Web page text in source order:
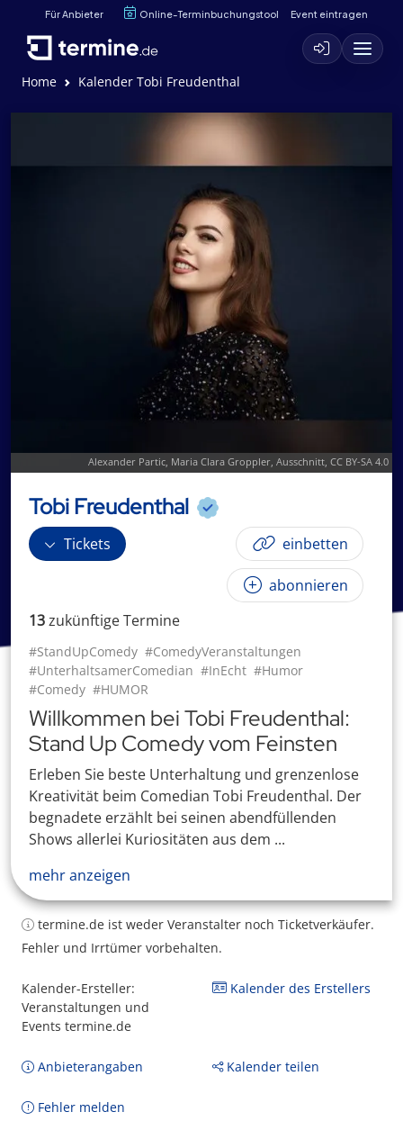
Für Anbieter Online-Terminbuchungstool Event eintragen
Home Kalender Tobi Freudenthal
Alexander Partic, Maria Clara Groppler, Ausschnitt, CC BY-SA 4.0
Tobi Freudenthal
Tickets einbetten
abonnieren
13zukünftigeTermine
#StandUpComedy #ComedyVeranstaltungen
#UnterhaltsamerComedian #InEcht #Humor
#Comedy #HUMOR
Willkommen bei Tobi Freudenthal:
Stand Up Comedy vom Feinsten
Erleben Sie beste Unterhaltung und grenzenlose
Kreativität beim Comedian Tobi Freudenthal. Der
begnadete erzählt bei seinen abendfüllenden
Shows allerlei Kuriositäten aus dem ...
mehr anzeigen
termine.de ist weder Veranstalter noch Ticketverkäufer.
Fehler und Irrtümer vorbehalten.
Kalender-Ersteller:
Veranstaltungen und
Events termine.de
Kalender des Erstellers
Anbieterangaben Kalender teilen
Fehler melden